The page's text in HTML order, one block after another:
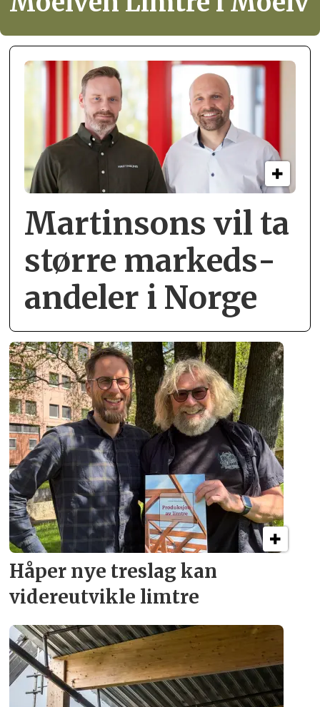
Martinsons vil ta
større markeds­
andeler i Norge
Håper nye treslag kan
videreutvikle limtre